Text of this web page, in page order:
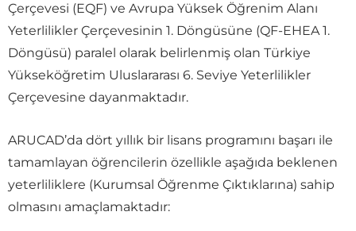
Çerçevesi (EQF) ve Avrupa Yüksek Öğrenim Alanı
Yeterlilikler Çerçevesinin 1. Döngüsüne (QF-EHEA 1.
Döngüsü) paralel olarak belirlenmiş olan Türkiye
Yükseköğretim Uluslararası 6. Seviye Yeterlilikler
Çerçevesine dayanmaktadır.
ARUCAD’da dört yıllık bir lisans programını başarı ile
tamamlayan öğrencilerin özellikle aşağıda beklenen
yeterliliklere (Kurumsal Öğrenme Çıktıklarına) sahip
olmasını amaçlamaktadır: